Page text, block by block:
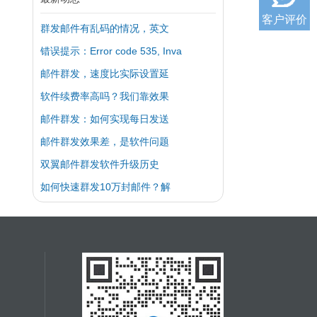
群发邮件有乱码的情况，英文
错误提示：Error code 535, Inva
邮件群发，速度比实际设置延
软件续费率高吗？我们靠效果
邮件群发：如何实现每日发送
邮件群发效果差，是软件问题
双翼邮件群发软件升级历史
如何快速群发10万封邮件？解
客户评价